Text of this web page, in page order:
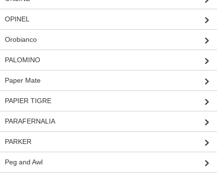
OPINEL
Orobianco
PALOMINO
Paper Mate
PAPIER TIGRE
PARAFERNALIA
PARKER
Peg and Awl